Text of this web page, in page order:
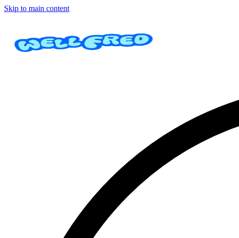
Skip to main content